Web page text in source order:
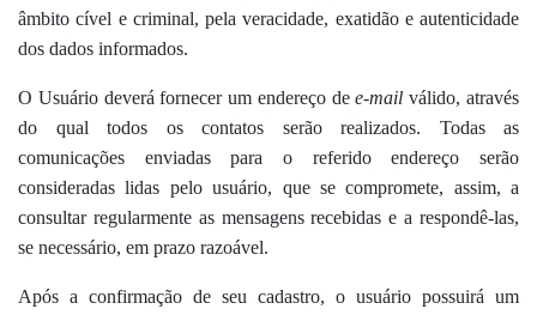
âmbito cível e criminal, pela veracidade, exatidão e autenticidade
dos dados informados.
O Usuário deverá fornecer um endereço dee-mail válido, através
do qual todos os contatos serão realizados. Todas as
comunicações enviadas para o referido endereço serão
consideradas lidas pelo usuário, que se compromete, assim, a
consultar regularmente as mensagens recebidas e a respondê-las,
se necessário, em prazo razoável.
Após a confirmação de seu cadastro, o usuário possuirá um